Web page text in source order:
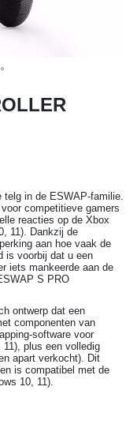
telg in de ESWAP-familie.
competitieve gamers
reacties op de Xbox
11). Dankzij de
aan hoe vaak de
is voorbij dat u een
iets mankeerde aan de
S PRO
ontwerp dat een
componenten van
software voor
plus een volledig
apart verkocht). Dit
is compatibel met de
10, 11).